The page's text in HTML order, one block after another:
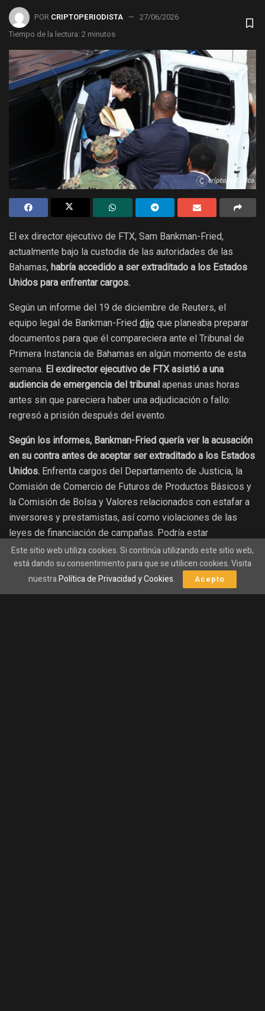
POR CRIPTOPERIODISTA
27/06/2026
Tiempo de la lectura: 2 minutos
El ex director ejecutivo de FTX, Sam Bankman-Fried,
actualmente bajo la custodia de las autoridades de las
Bahamas, habría accedido a ser extraditado a los Estados
Unidos para enfrentar cargos.
Según un informe del 19 de diciembre de Reuters, el
equipo legal de Bankman-Fried dijo que planeaba preparar
documentos para que él compareciera ante el Tribunal de
Primera Instancia de Bahamas en algún momento de esta
semana. El exdirector ejecutivo de FTX asistió a una
audiencia de emergencia del tribunal apenas unas horas
antes sin que pareciera haber una adjudicación o fallo:
regresó a prisión después del evento.
Según los informes, Bankman-Fried quería ver la acusación
en su contra antes de aceptar ser extraditado a los Estados
Unidos. Enfrenta cargos del Departamento de Justicia, la
Comisión de Comercio de Futuros de Productos Básicos y
la Comisión de Bolsa y Valores relacionados con estafar a
inversores y prestamistas, así como violaciones de las
leyes de financiación de campañas. Podría estar
enfrentando una sentencia de 115 años si es declarado
culpable.
El ex director ejecutivo de FTX ha estado bajo la custodia
Este sitio web utiliza cookies. Si continúa utilizando este sitio web,
está dando su consentimiento para que se utilicen cookies. Visita
nuestraPolítica de Privacidad y Cookies. Acepto